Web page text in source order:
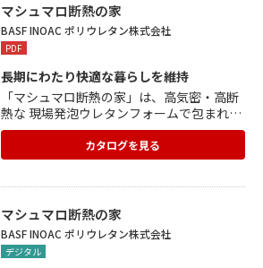
マシュマロ断熱の家
BASF INOAC ポリウレタン株式会社
PDF
長期にわたり快適な暮らしを維持
「マシュマロ断熱の家」は、高気密・高断
熱な 現場発泡ウレタンフォームで包まれた
住まいです。 マシュマロ断熱は、構造材
(柱・土台)に接着をするため、 冷気の侵入
がありません。 長期にわたり剥がれたり、
ヒートショックを未然に防止します。 高齢
者の暮らしにも安心です。 エアコンの効き
が速く、少ない冷暖房費ですむ 省エネルギ
ー住宅を実現できます。
カタログを見る
マシュマロ断熱の家
BASF INOAC ポリウレタン株式会社
デジタル